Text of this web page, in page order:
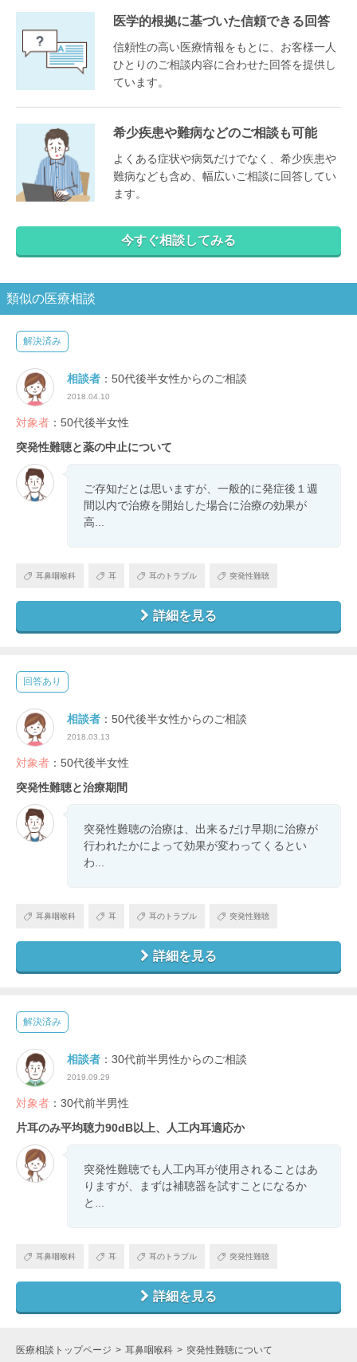
医学的根拠に基づいた信頼できる回答
信頼性の高い医療情報をもとに、お客様一人
ひとりのご相談内容に合わせた回答を提供し
ています。
希少疾患や難病などのご相談も可能
よくある症状や病気だけでなく、希少疾患や
難病なども含め、幅広いご相談に回答してい
ます。
今すぐ相談してみる
類似の医療相談
解決済み
相談者 ：50代後半女性からのご相談
2018.04.10
対象者 ：50代後半女性
突発性難聴と薬の中止について
ご存知だとは思いますが、一般的に発症後１週
間以内で治療を開始した場合に治療の効果が
高...
耳鼻咽喉科 耳 耳のトラブル 突発性難聴
詳細を見る
回答あり
相談者 ：50代後半女性からのご相談
2018.03.13
対象者 ：50代後半女性
突発性難聴と治療期間
突発性難聴の治療は、出来るだけ早期に治療が
行われたかによって効果が変わってくるとい
わ...
耳鼻咽喉科 耳 耳のトラブル 突発性難聴
詳細を見る
解決済み
相談者 ：30代前半男性からのご相談
2019.09.29
対象者 ：30代前半男性
片耳のみ平均聴力90dB以上、人工内耳適応か
突発性難聴でも人工内耳が使用されることはあ
りますが、まずは補聴器を試すことになるか
と...
耳鼻咽喉科 耳 耳のトラブル 突発性難聴
詳細を見る
医療相談トップページ 耳鼻咽喉科 突発性難聴について